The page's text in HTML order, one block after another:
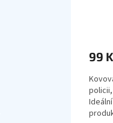
je
z
5
99